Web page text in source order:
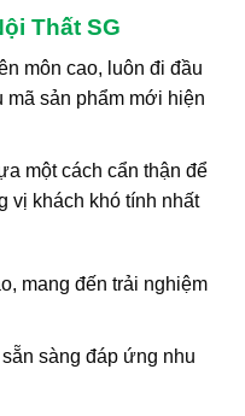
Thất SG
môn cao, luôn đi đầu
mã sản phẩm mới hiện
một cách cẩn thận để
vị khách khó tính nhất
mang đến trải nghiệm
sàng đáp ứng nhu